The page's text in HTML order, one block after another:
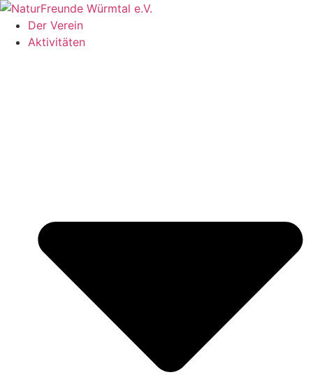
Zum
Inhalt
springen
Der Verein
Aktivitäten